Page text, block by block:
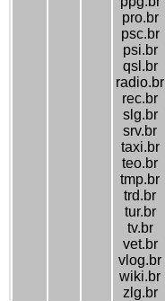
pro.br
psc.br
psi.br
qsl.br
radio.br
rec.br
slg.br
srv.br
taxi.br
teo.br
tmp.br
trd.br
tur.br
tv.br
vet.br
vlog.br
wiki.br
zlg.br